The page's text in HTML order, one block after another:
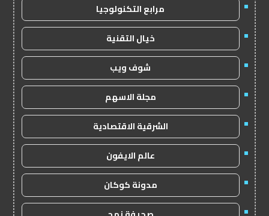
مرابع التكنولوجيا
خيال التقنية
شوف ويب
مجلة الاسهم
الشرقية الاقتصادية
عالم الايفون
مدونة كوكان